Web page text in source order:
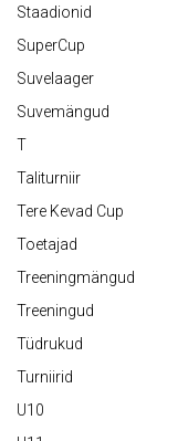
Staadionid
SuperCup
Suvelaager
Suvemängud
T
Taliturniir
Tere Kevad Cup
Toetajad
Treeningmängud
Treeningud
Tüdrukud
Turniirid
U10